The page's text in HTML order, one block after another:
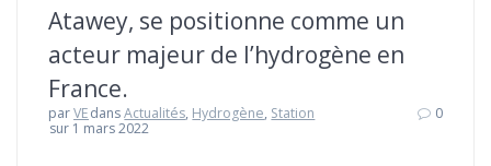
Atawey, se positionne comme un
acteur majeur de l’hydrogène en
France.
parVEdansActualités, Hydrogène, Station
sur 1 mars 2022
0